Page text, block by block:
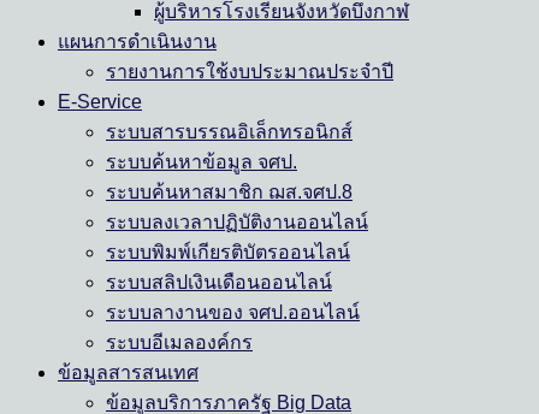
ผู้บริหารโรงเรียนจังหวัดบึงกาฬ
แผนการดำเนินงาน
รายงานการใช้งบประมาณประจำปี
E-Service
ระบบสารบรรณอิเล็กทรอนิกส์
ระบบค้นหาข้อมูล จศป.
ระบบค้นหาสมาชิก ฌส.จศป.8
ระบบลงเวลาปฏิบัติงานออนไลน์
ระบบพิมพ์เกียรติบัตรออนไลน์
ระบบสลิปเงินเดือนออนไลน์
ระบบลางานของ จศป.ออนไลน์
ระบบอีเมลองค์กร
ข้อมูลสารสนเทศ
ข้อมูลบริการภาครัฐ Big Data